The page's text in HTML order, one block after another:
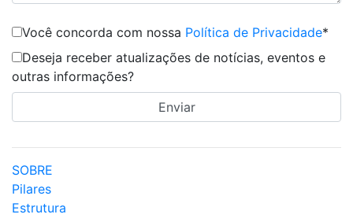
Você concorda com nossa Política de Privacidade*
Deseja receber atualizações de notícias, eventos e
outras informações?
SOBRE
Pilares
Estrutura